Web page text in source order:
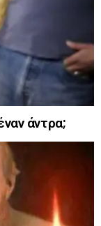
άντρα;